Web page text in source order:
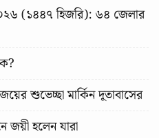
(১৪৪৭ হিজরি): ৬৪ জেলার
শুভেচ্ছা মার্কিন দূতাবাসের
জয়ী হলেন যারা